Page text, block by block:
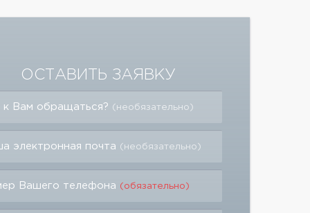
ОСТАВИТЬ ЗАЯВКУ
к Вам обращаться? (необязательно)
электронная почта (необязательно)
Вашего телефона (обязательно)